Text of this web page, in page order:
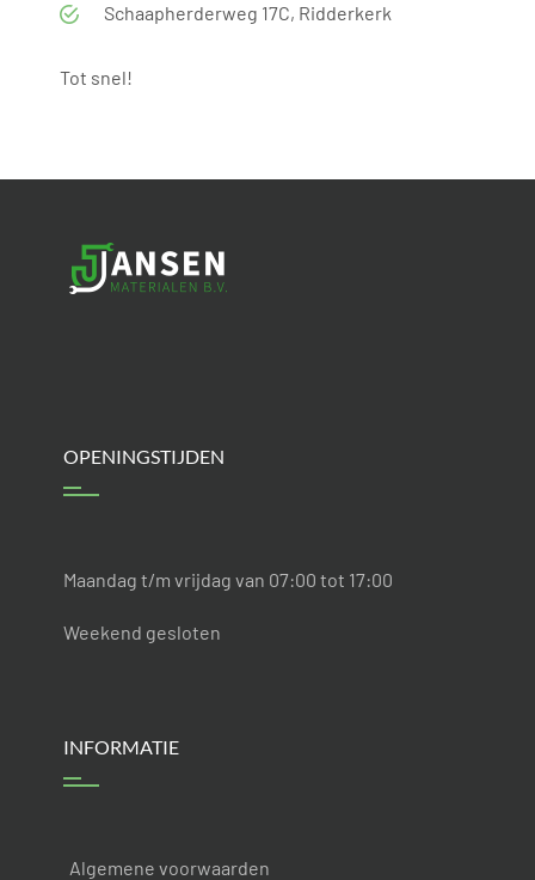
Schaapherderweg 17C, Ridderkerk
Tot snel!
OPENINGSTIJDEN
Maandag t/m vrijdag van 07:00 tot 17:00
Weekend gesloten
INFORMATIE
Algemene voorwaarden